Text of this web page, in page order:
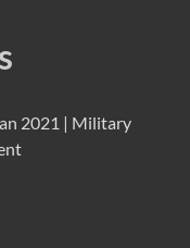
2021 | Military